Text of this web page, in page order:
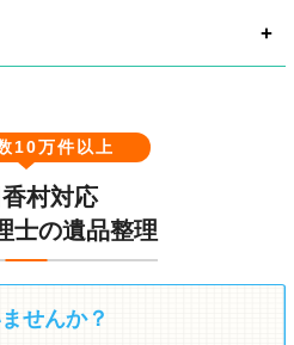
10万件以上
村対応
士の遺品整理
せんか？